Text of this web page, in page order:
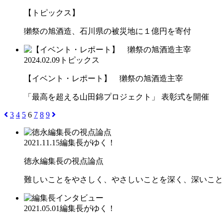
【トピックス】
獺祭の旭酒造、石川県の被災地に１億円を寄付
2024.02.09 トピックス
【イベント・レポート】 獺祭の旭酒造主宰
「最高を超える山田錦プロジェクト」 表彰式を開催
3 4 5 6 7 8 9
2021.11.15編集長がゆく！
徳永編集長の視点論点
難しいことをやさしく、やさしいことを深く、深いこ
2021.05.01編集長がゆく！